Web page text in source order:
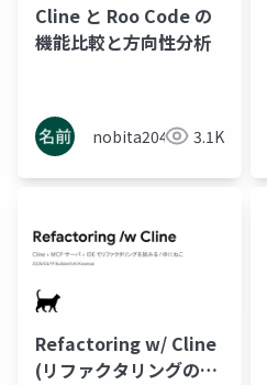
Cline と Roo Code の
機能比較と方向性分析
nobita2041 3.1K
Refactoring w/ Cline
(リファクタリングのた